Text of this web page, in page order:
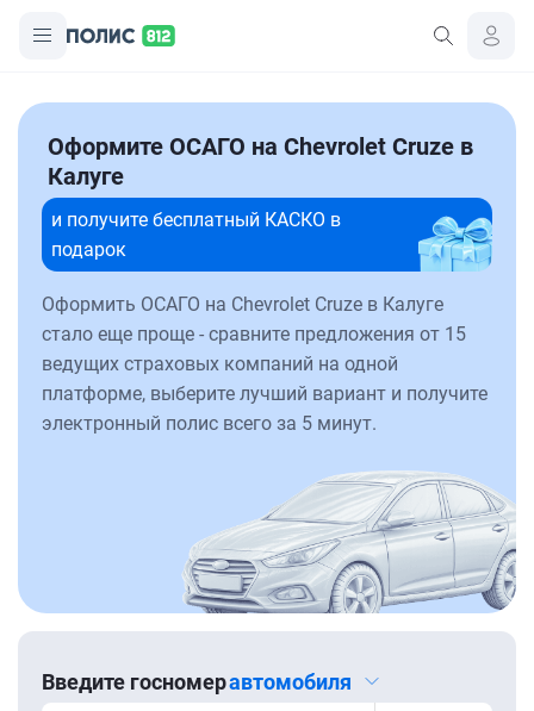
Оформите ОСАГО на Chevrolet Cruze в
Калуге
и получите бесплатный КАСКО в
подарок
Оформить ОСАГО на Chevrolet Cruze в Калуге
стало еще проще - сравните предложения от 15
ведущих страховых компаний на одной
платформе, выберите лучший вариант и получите
электронный полис всего за 5 минут.
Введите госномеравтомобиля